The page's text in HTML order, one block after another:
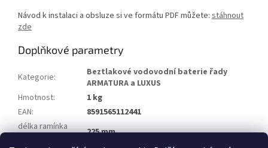
Návod k instalaci a obsluze si ve formátu PDF můžete: stáhnout
zde
Doplňkové parametry
Kategorie:
Beztlakové vodovodní baterie řady
ARMATURA a LUXUS
Hmotnost:
1 kg
EAN:
8591565112441
délka ramínka
225 mm